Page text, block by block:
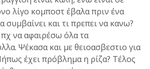
λίγο κομποστ έβαλα πριν ένα
συμβαίνει και τι πρεπει να κανω?
να αφαιρέσω όλα τα
Ψέκασα και με θειοασβεστιο για
έχει πρόβλημα η ρίζα? Τέλος